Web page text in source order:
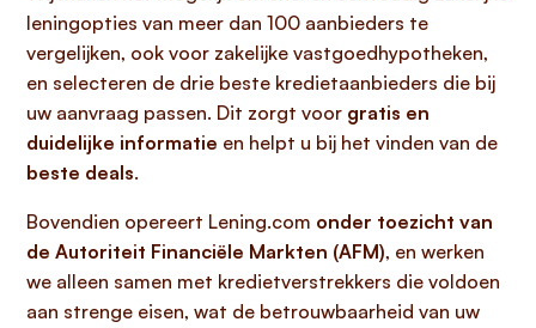
leningopties van meer dan 100 aanbieders te
vergelijken, ook voor zakelijke vastgoedhypotheken,
en selecteren de drie beste kredietaanbieders die bij
uw aanvraag passen. Dit zorgt voor gratis en
duidelijke informatie en helpt u bij het vinden van de
beste deals.
Bovendien opereert Lening.com onder toezicht van
de Autoriteit Financiële Markten (AFM), en werken
we alleen samen met kredietverstrekkers die voldoen
aan strenge eisen, wat de betrouwbaarheid van uw